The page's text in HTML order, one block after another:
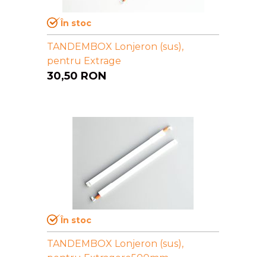
În stoc
TANDEMBOX Lonjeron (sus),
pentru Extrage
30,50 RON
În stoc
TANDEMBOX Lonjeron (sus),